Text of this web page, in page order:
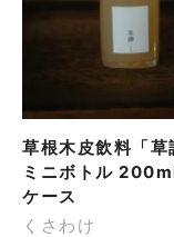
草根木皮飲料「
ミニボトル
ケース
くさわけ